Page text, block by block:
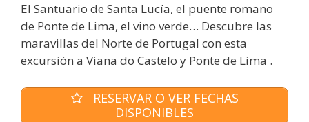
El Santuario de Santa Lucía, el puente romano
de Ponte de Lima, el vino verde… Descubre las
maravillas del Norte de Portugal con esta
excursión a Viana do Castelo y Ponte de Lima .
RESERVAR O VER FECHAS
DISPONIBLES